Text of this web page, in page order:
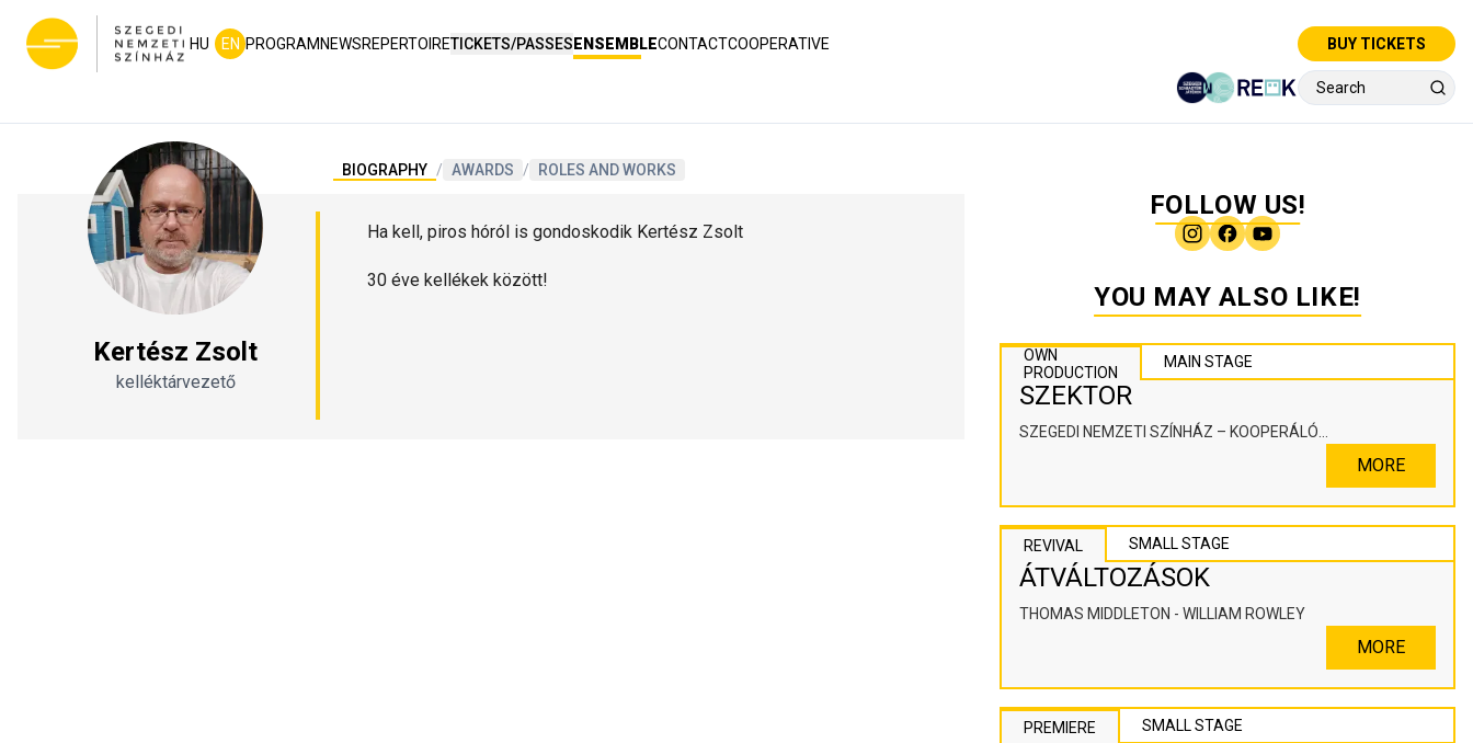
HU EN PROGRAM NEWSREPERTOIRETICKETS/PASSES ENSEMBLECONTACTCOOPERATIVE BUY TICKETS
Kertész Zsolt
kelléktárvezető
BIOGRAPHY / AWARDS / ROLES AND WORKS
Ha kell, piros hóról is gondoskodik Kertész Zsolt
30 éve kellékek között!
FOLLOW US!
YOU MAY ALSO LIKE!
OWN
PRODUCTION
MAIN STAGE
SZEKTOR
SZEGEDI NEMZETI SZÍNHÁZ – KOOPERÁLÓ
MORE
REVIVAL SMALL STAGE
ÁTVÁLTOZÁSOK
THOMAS MIDDLETON - WILLIAM ROWLEY
MORE
PREMIERE SMALL STAGE